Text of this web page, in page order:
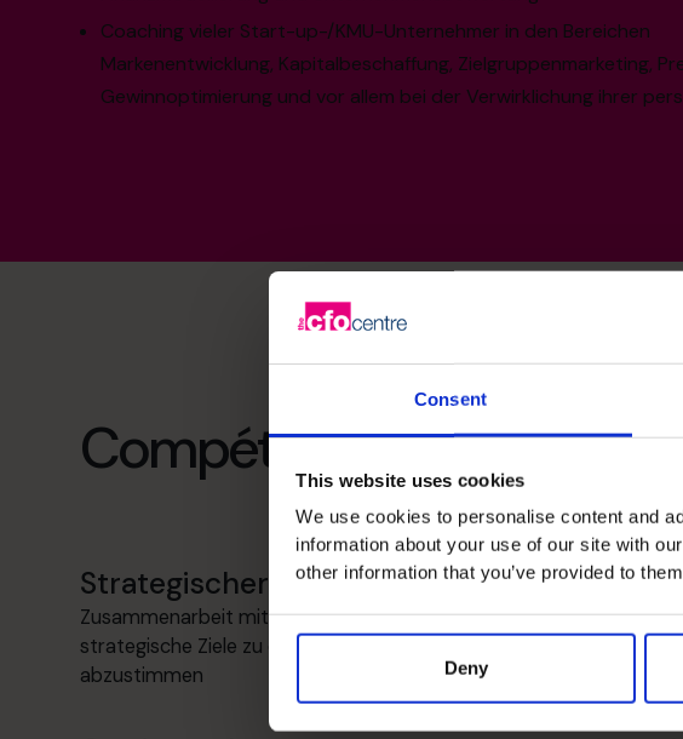
Consent
This website uses cookies
We use cookies to personalise content and
information about your use of our site with
other information that you’ve provided to
Deny
Coaching vieler Start-up-/KMU-Unternehmer in den Bereichen
Markenentwicklung, Kapitalbeschaffung, Zielgruppenmarketing,
Gewinnoptimierung und vor allem bei der Verwirklichung ihrer
Compétences
Strategischer Denker
Zusammenarbeit mit dem Führungsteam, um
strategische Ziele zu erweitern, zu formulieren und
abzustimmen